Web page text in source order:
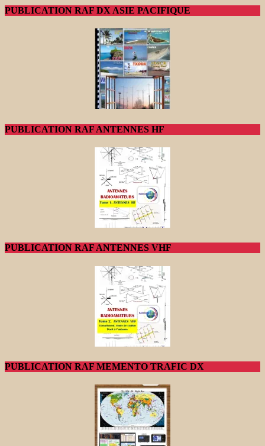
PUBLICATION RAF DX ASIE PACIFIQUE
PUBLICATION RAF ANTENNES HF
PUBLICATION RAF ANTENNES VHF
PUBLICATION RAF MEMENTO TRAFIC DX